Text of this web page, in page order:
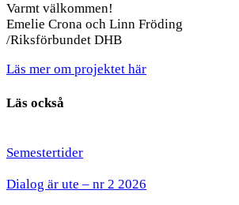
Varmt välkommen!
Emelie Crona och Linn Fröding
/Riksförbundet DHB
Läs mer om projektet här
Läs också
Semestertider
Dialog är ute – nr 2 2026